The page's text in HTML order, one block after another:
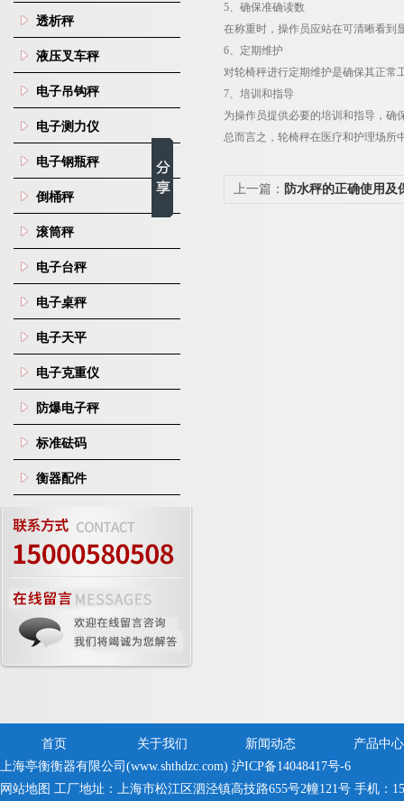
透析秤
液压叉车秤
电子吊钩秤
电子测力仪
电子钢瓶秤
倒桶秤
滚筒秤
电子台秤
电子桌秤
电子天平
电子克重仪
防爆电子秤
标准砝码
衡器配件
5、确保准确读数
在称重时，操作员应站在可清晰看到
6、定期维护
对轮椅秤进行定期维护是确保其正常
7、培训和指导
为操作员提供必要的培训和指导，确
总而言之，轮椅秤在医疗和护理场所
上一篇： 防水秤的正确使用及
首页 关于我们 新闻动态
产品中心
上海亭衡衡器有限公司(www.shthdzc.com) 沪ICP备14048417号-6
网站地图 工厂地址：上海市松江区泗泾镇高技路655号2幢121号 手机：